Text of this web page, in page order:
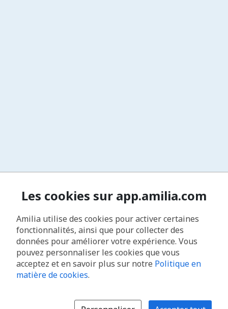
Les cookies sur app.amilia.com
Amilia utilise des cookies pour activer certaines
fonctionnalités, ainsi que pour collecter des
données pour améliorer votre expérience. Vous
pouvez personnaliser les cookies que vous
acceptez et en savoir plus sur notre Politique en
matière de cookies.